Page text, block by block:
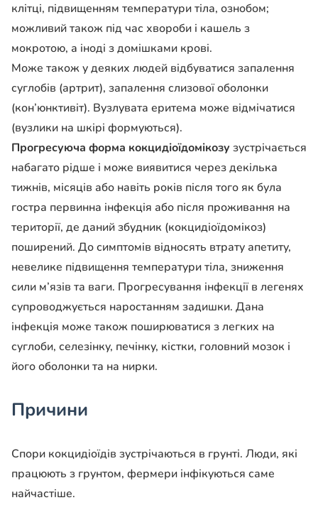
клітці, підвищенням температури тіла, ознобом;
можливий також під час хвороби і кашель з
мокротою, а іноді з домішками крові.
Може також у деяких людей відбуватися запалення
суглобів (артрит), запалення слизової оболонки
(кон’юнктивіт). Вузлувата еритема може відмічатися
(вузлики на шкірі формуються).
Прогресуюча форма кокцидіоїдомікозу зустрічається
набагато рідше і може виявитися через декілька
тижнів, місяців або навіть років після того як була
гостра первинна інфекція або після проживання на
території, де даний збудник (кокцидіоїдомікоз)
поширений. До симптомів відносять втрату апетиту,
невелике підвищення температури тіла, зниження
сили м’язів та ваги. Прогресування інфекції в легенях
супроводжується наростанням задишки. Дана
інфекція може також поширюватися з легких на
суглоби, селезінку, печінку, кістки, головний мозок і
його оболонки та на нирки.
Причини
Спори кокцидіоїдів зустрічаються в грунті. Люди, які
працюють з грунтом, фермери інфікуються саме
найчастіше.